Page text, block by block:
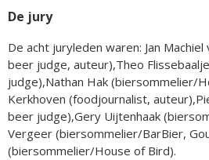
De jury
De acht juryleden waren: Jan
beer judge, auteur),Theo
judge),Nathan Hak (biersommelier/
Kerkhoven (foodjournalist, auteur),
beer judge),Gery Uijtenhaak
Vergeer (biersommelier/BarBier,
(biersommelier/House of Bird).